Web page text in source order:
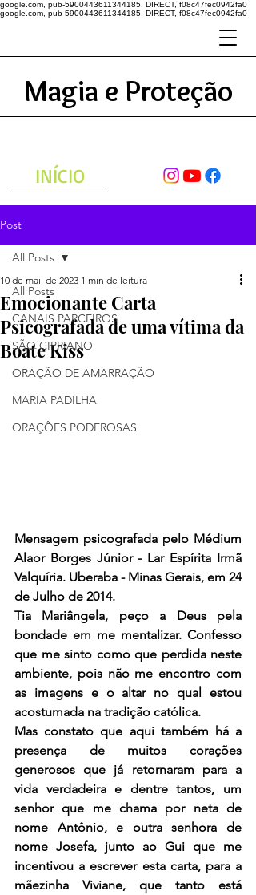
google.com, pub-5900443611344185, DIRECT, f08c47fec0942fa0
google.com, pub-5900443611344185, DIRECT, f08c47fec0942fa0
Magia e Proteção
INÍCIO
Post
All Posts
CANAIS PARCEIROS
SÃO CIPRIANO
ORAÇÃO DE AMARRAÇÃO
MARIA PADILHA
ORAÇÕES PODEROSAS
All Posts
Emocionante Carta
Psicografada de uma vítima da
Boate Kiss
10 de mai. de 2023 1 min de leitura
Mensagem psicografada pelo Médium
Alaor Borges Júnior - Lar Espírita Irmã
Valquíria. Uberaba - Minas Gerais, em 24
de Julho de 2014.
Tia Mariângela, peço a Deus pela
bondade em me mentalizar. Confesso
que me sinto como que perdida neste
ambiente, pois não me encontro com
as imagens e o altar no qual estou
acostumada na tradição católica.
Mas constato que aqui também há a
presença de muitos corações
generosos que já retornaram para a
vida verdadeira e dentre tantos, um
senhor que me chama por neta de
nome Antônio, e outra senhora de
nome Josefa, junto ao Gui que me
incentivou a escrever esta carta, para a
mãezinha Viviane, que tanto está